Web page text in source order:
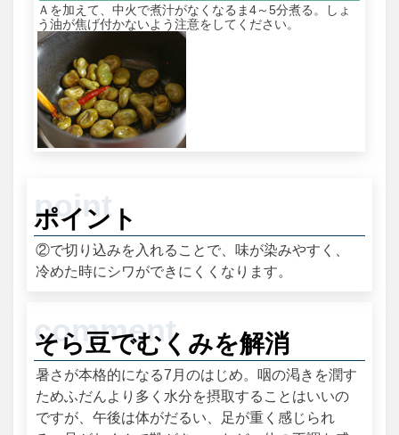
Ａを加えて、中火で煮汁がなくなるま4～5分煮る。しょ
う油が焦げ付かないよう注意をしてください。
ポイント
②で切り込みを入れることで、味が染みやすく、
冷めた時にシワができにくくなります。
そら豆でむくみを解消
暑さが本格的になる7月のはじめ。咽の渇きを潤す
ためふだんより多く水分を摂取することはいいの
ですが、午後は体がだるい、足が重く感じられ